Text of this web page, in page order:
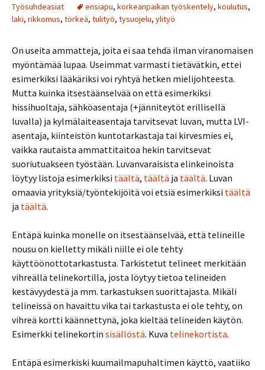
Työsuhdeasiat
ensiapu, korkeanpaikan työskentely, koulutus,
laki, rikkomus, törkeä, tulityö, tysuojelu, ylityö
On useita ammatteja, joita ei saa tehdä ilman viranomaisen
myöntämää lupaa. Useimmat varmasti tietävätkin, ettei
esimerkiksi lääkäriksi voi ryhtyä hetken mielijohteesta.
Mutta kuinka itsestäänselvää on että esimerkiksi
hissihuoltaja, sähköasentaja (+jänniteytöt erillisellä
luvalla) ja kylmälaiteasentaja tarvitsevat luvan, mutta LVI-
asentaja, kiinteistön kuntotarkastaja tai kirvesmies ei,
vaikka rautaista ammattitaitoa hekin tarvitsevat
suoriutuakseen työstään. Luvanvaraisista elinkeinoista
löytyy listoja esimerkiksi täältä, täältä ja täältä. Luvan
omaavia yrityksiä/työntekijöitä voi etsiä esimerkiksi täältä
ja täältä.
Entäpä kuinka monelle on itsestäänselvää, että telineille
nousu on kielletty mikäli niille ei ole tehty
käyttöönottotarkastusta. Tarkistetut telineet merkitään
vihreällä telinekortilla, josta löytyy tietoa telineiden
kestävyydestä ja mm. tarkastuksen suorittajasta. Mikäli
telineissä on havaittu vika tai tarkastusta ei ole tehty, on
vihreä kortti käännettynä, joka kieltää telineiden käytön.
Esimerkki telinekortin sisällöstä. Kuva telinekortista.
Entäpä esimerkiski kuumailmapuhaltimen käyttö, vaatiiko